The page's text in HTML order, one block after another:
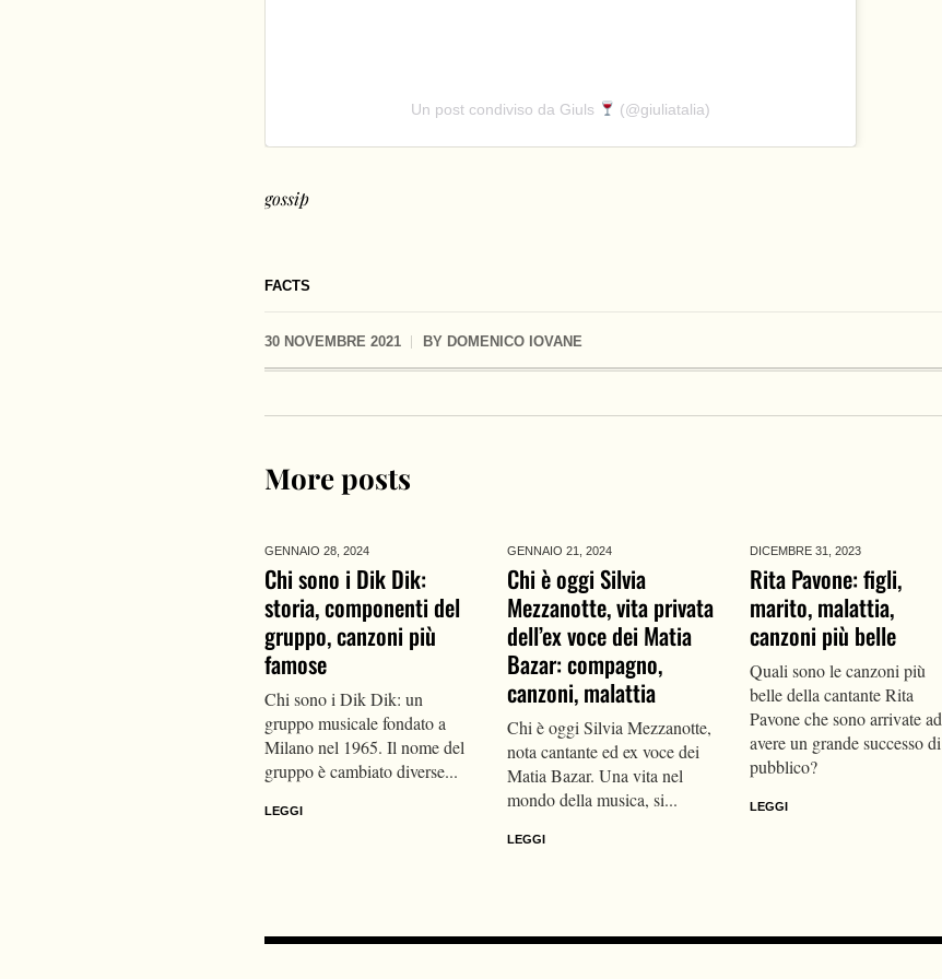
FACTS
30 NOVEMBRE 2021 BY DOMENICO IOVANE
Un post condiviso da Giuls (@giuliatalia)
gossip
More posts
GENNAIO 28, 2024
Chi sono i Dik Dik:
storia, componenti del
gruppo, canzoni più
famose
Chi sono i Dik Dik: un
gruppo musicale fondato a
Milano nel 1965. Il nome del
gruppo è cambiato diverse...
LEGGI
GENNAIO 21, 2024
Chi è oggi Silvia
Mezzanotte, vita privata
dell’ex voce dei Matia
Bazar: compagno,
canzoni, malattia
Chi è oggi Silvia Mezzanotte,
nota cantante ed ex voce dei
Matia Bazar. Una vita nel
mondo della musica, si...
LEGGI
DICEMBRE 31, 2023
Rita Pavone: figli,
marito, malattia,
canzoni più belle
Quali sono le canzoni più
belle della cantante Rita
Pavone che sono arrivate ad
avere un grande successo di
pubblico?
LEGGI